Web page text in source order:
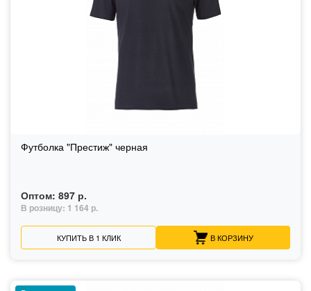
Футболка "Престиж" черная
Оптом: 897 р.
В розницу: 1 164 р.
КУПИТЬ В 1 КЛИК В КОРЗИНУ